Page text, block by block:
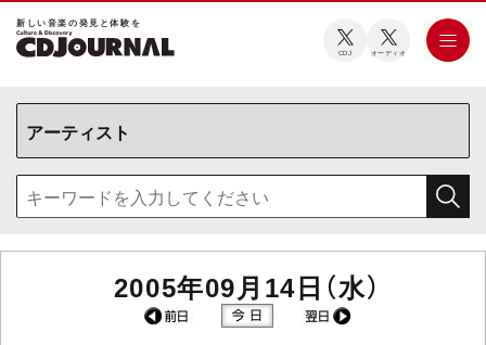
新しい⾳楽の発⾒と体験を
CDJ オーディオ
2005年09月14日（水）